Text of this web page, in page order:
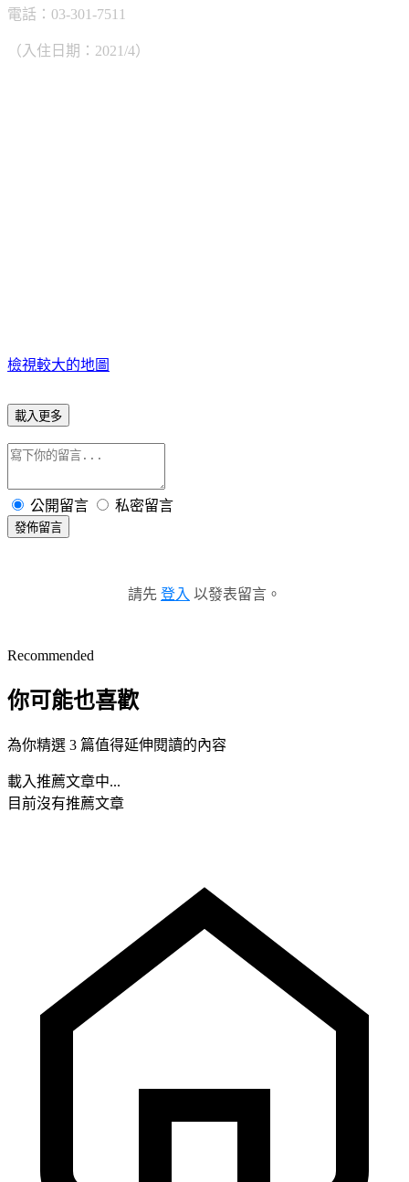
電話：03-301-7511
（入住日期：2021/4）
檢視較大的地圖
載入更多
公開留言 私密留言
發佈留言
請先 登入 以發表留言。
Recommended
你可能也喜歡
為你精選 3 篇值得延伸閱讀的內容
載入推薦文章中...
目前沒有推薦文章